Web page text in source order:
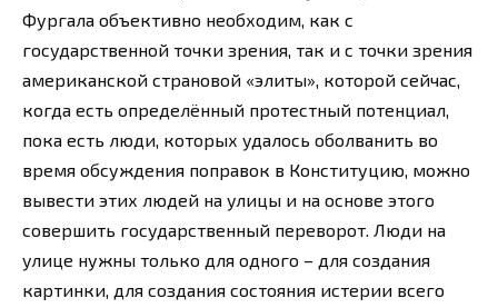
Фургала объективно необходим, как с
государственной точки зрения, так и с точки зрения
американской страновой «элиты», которой сейчас,
когда есть определённый протестный потенциал,
пока есть люди, которых удалось оболванить во
время обсуждения поправок в Конституцию, можно
вывести этих людей на улицы и на основе этого
совершить государственный переворот. Люди на
улице нужны только для одного – для создания
картинки, для создания состояния истерии всего